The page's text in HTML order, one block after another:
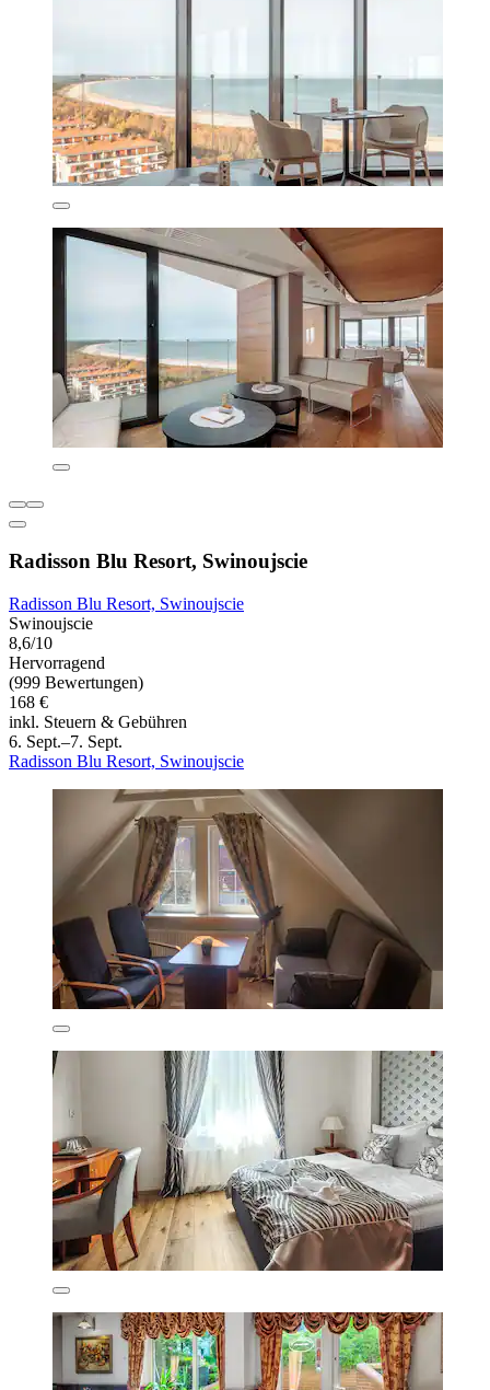
Radisson Blu Resort, Swinoujscie
Radisson Blu Resort, Swinoujscie
Swinoujscie
8,6/10
Hervorragend
(999 Bewertungen)
168 €
inkl. Steuern & Gebühren
6. Sept.–7. Sept.
Radisson Blu Resort, Swinoujscie